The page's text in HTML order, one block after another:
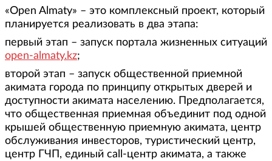
«Open Almaty» – это комплексный проект, который
планируется реализовать в два этапа:
первый этап – запуск портала жизненных ситуаций
open-almaty.kz;
второй этап – запуск общественной приемной
акимата города по принципу открытых дверей и
доступности акимата населению. Предполагается,
что общественная приемная объединит под одной
крышей общественную приемную акимата, центр
обслуживания инвесторов, туристический центр,
центр ГЧП, единый call-центр акимата, а также